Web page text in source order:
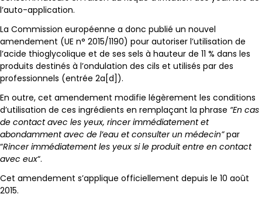
l’auto-application.
La Commission européenne a donc publié un nouvel
amendement (UE n° 2015/1190) pour autoriser l’utilisation de
l’acide thioglycolique et de ses sels à hauteur de 11 % dans les
produits destinés à l’ondulation des cils et utilisés par des
professionnels (entrée 2a[d]).
En outre, cet amendement modifie légèrement les conditions
d’utilisation de ces ingrédients en remplaçant la phrase “En cas
de contact avec les yeux, rincer immédiatement et
abondamment avec de l’eau et consulter un médecin”par
“Rincer immédiatement les yeux si le produit entre en contact
avec eux“.
Cet amendement s’applique officiellement depuis le 10 août
2015.